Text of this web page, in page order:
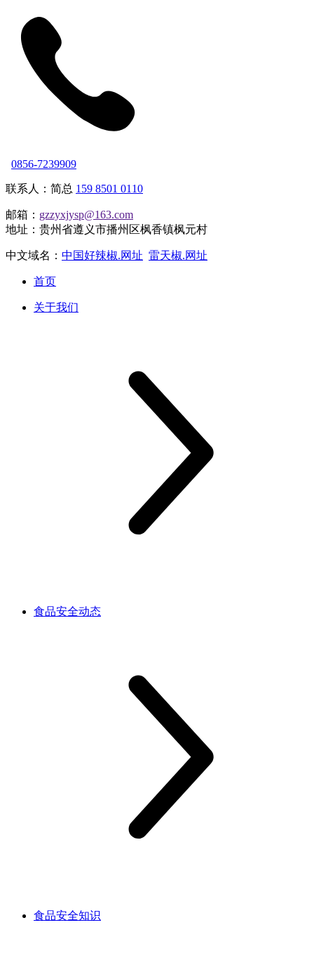
0856-7239909
联系人：简总 159 8501 0110
邮箱： gzzyxjysp@163.com
地址：贵州省遵义市播州区枫香镇枫元村
中文域名： 中国好辣椒.网址 雷天椒.网址
首页
关于我们
食品安全动态
食品安全知识